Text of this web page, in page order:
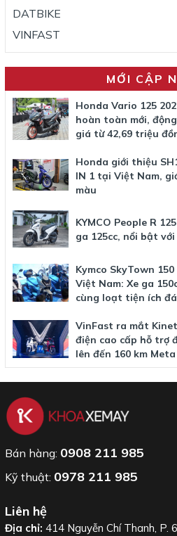
DATBIKE
VINFAST
MỚI CẬP
Honda Vario 125
hoàn toàn mới,
giá từ 42,69 triệu
Honda giới thiệu
IN 1 tại Việt Nam,
màu
KYMCO People R
ga 125cc, nổi bật
Kymco SkyTown
Việt Nam: Xe ga
cùng loạt tiện ích
VinFast ra mắt
điện cao cấp hỗ trợ
lên đến 160 km
Bán hàng: 0908 211 985
Kỹ thuật: 0978 211 985
Liên hệ
Địa chỉ: 414 Nguyễn Chí Thanh, P.